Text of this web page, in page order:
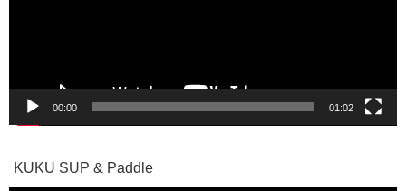
00:00 01:02
KUKU SUP & Paddle